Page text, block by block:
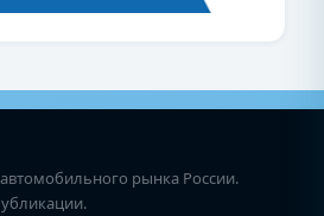
автомобильного рынка России.